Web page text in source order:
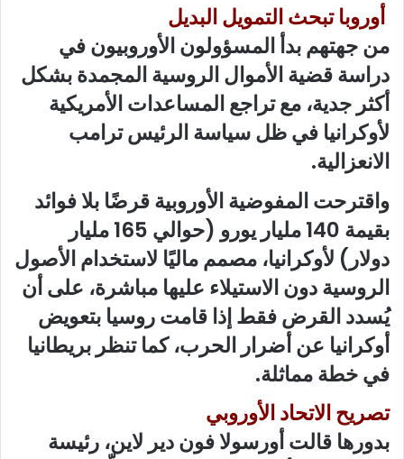
أوروبا تبحث التمويل البديل
من جهتهم بدأ المسؤولون الأوروبيون في
دراسة قضية الأموال الروسية المجمدة بشكل
أكثر جدية، مع تراجع المساعدات الأمريكية
لأوكرانيا في ظل سياسة الرئيس ترامب
الانعزالية.
واقترحت المفوضية الأوروبية قرضًا بلا فوائد
بقيمة 140 مليار يورو (حوالي 165 مليار
دولار) لأوكرانيا، مصمم ماليًا لاستخدام الأصول
الروسية دون الاستيلاء عليها مباشرة، على أن
يُسدد القرض فقط إذا قامت روسيا بتعويض
أوكرانيا عن أضرار الحرب، كما تنظر بريطانيا
في خطة مماثلة.
تصريح الاتحاد الأوروبي
بدورها قالت أورسولا فون دير لاين، رئيسة